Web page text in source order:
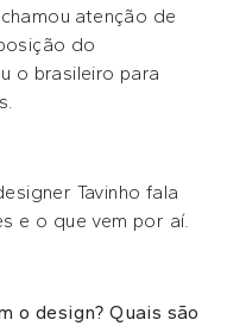
atenção de
do
o brasileiro para
Tavinho fala
e o que vem por aí.
o design? Quais são